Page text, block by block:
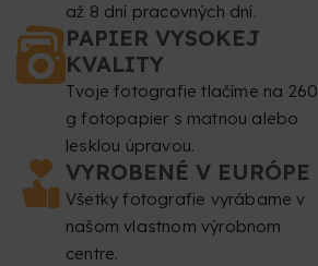
až 8 dní pracovných dní.
PAPIER VYSOKEJ
KVALITY
Tvoje fotografie tlačíme na 260
g fotopapier s matnou alebo
lesklou úpravou.
VYROBENÉ V EURÓPE
Všetky fotografie vyrábame v
našom vlastnom výrobnom
centre.